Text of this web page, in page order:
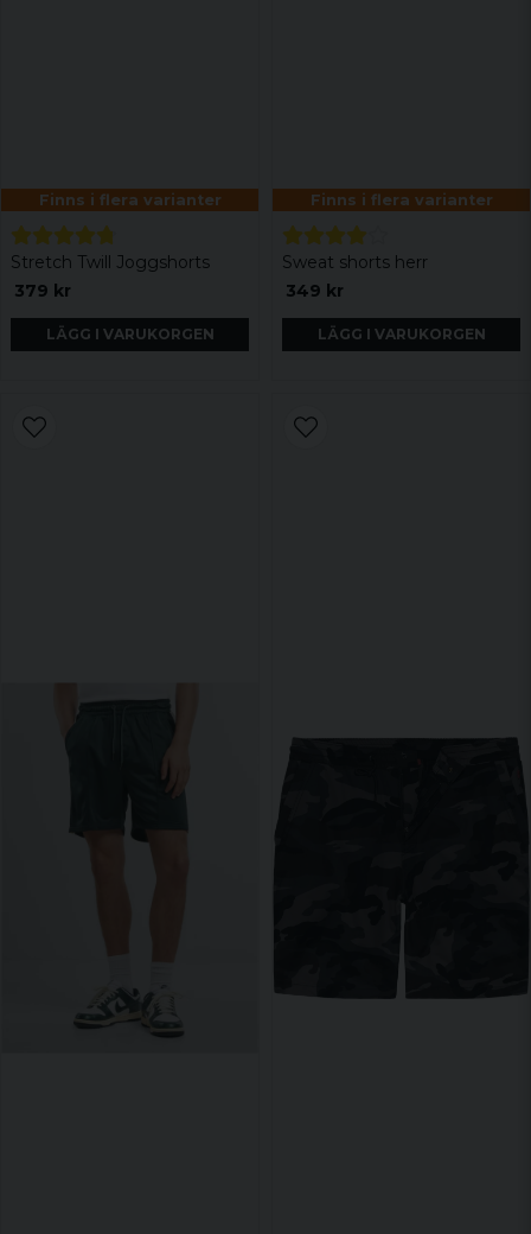
Finns i flera varianter
Stretch Twill Joggshorts
379 kr
LÄGG I VARUKORGEN
Finns i flera varianter
Sweat shorts herr
349 kr
LÄGG I VARUKORGEN